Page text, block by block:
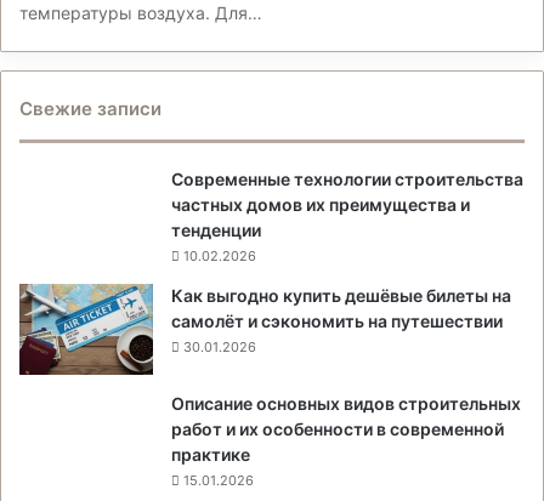
температуры воздуха. Для…
Свежие записи
Современные технологии строительства
частных домов их преимущества и
тенденции
10.02.2026
Как выгодно купить дешёвые билеты на
самолёт и сэкономить на путешествии
30.01.2026
Описание основных видов строительных
работ и их особенности в современной
практике
15.01.2026